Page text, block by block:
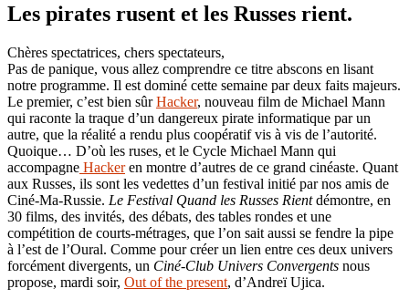
Les pirates rusent et les Russes rient.
Chères spectatrices, chers spectateurs,
Pas de panique, vous allez comprendre ce titre abscons en lisant
notre programme. Il est dominé cette semaine par deux faits majeurs.
Le premier, c’est bien sûrHacker, nouveau film de Michael Mann
qui raconte la traque d’un dangereux pirate informatique par un
autre, que la réalité a rendu plus coopératif vis à vis de l’autorité.
Quoique… D’où les ruses, et le Cycle Michael Mann qui
accompagne Hackeren montre d’autres de ce grand cinéaste. Quant
aux Russes, ils sont les vedettes d’un festival initié par nos amis de
Ciné-Ma-Russie. Le Festival Quand les Russes Rientdémontre, en
30 films, des invités, des débats, des tables rondes et une
compétition de courts-métrages, que l’on sait aussi se fendre la pipe
à l’est de l’Oural. Comme pour créer un lien entre ces deux univers
forcément divergents, un Ciné-Club Univers Convergents nous
propose, mardi soir, Out of the present, d’Andreï Ujica.